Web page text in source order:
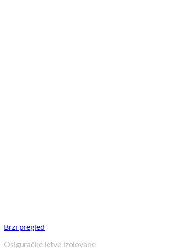
Brzi pregled
Osiguračke letve izolovane